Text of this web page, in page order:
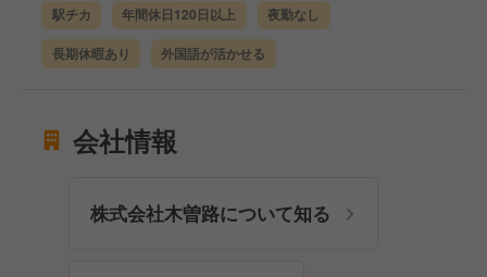
駅チカ 年間休日120日以上 夜勤なし
長期休暇あり 外国語が活かせる
会社情報
株式会社木曽路について知る